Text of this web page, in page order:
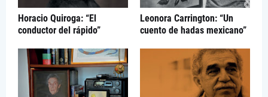
Horacio Quiroga: “El
conductor del rápido”
Leonora Carrington: “Un
cuento de hadas mexicano”